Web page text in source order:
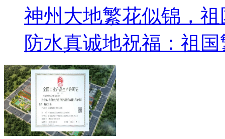
神州大地繁花似锦，
防水真诚地祝福：祖